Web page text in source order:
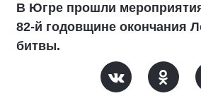
В Югре прошли
82-й годовщине окончания
битвы.